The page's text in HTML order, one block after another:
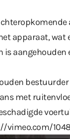
apparaat, wat
is
met
vimeo.com/